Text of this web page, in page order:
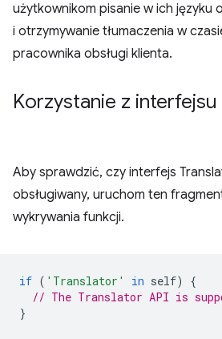
użytkownikom pisanie w ich języku
i otrzymywanie tłumaczenia w
pracownika obsługi klienta.
Korzystanie z interfejsu
Aby sprawdzić, czy interfejs
obsługiwany, uruchom ten
wykrywania funkcji.
if ( 'Translator' in self)
{
// The Translator API is
}